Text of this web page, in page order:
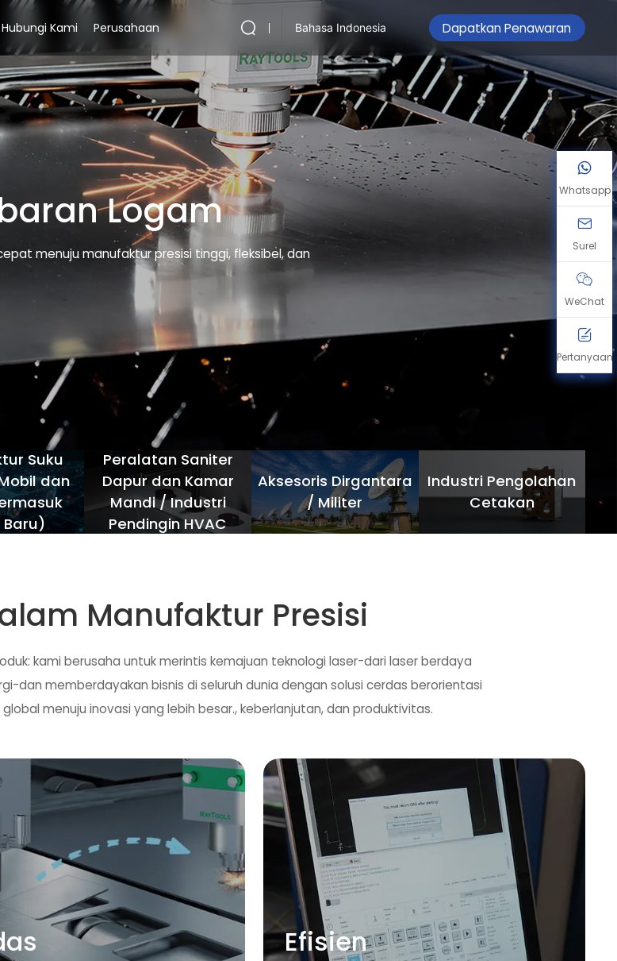
Hubungi Kami Perusahaan Bahasa Indonesia Dapatkan Penawaran
Logam
menuju manufaktur presisi tinggi, fleksibel, dan
Suku
dan
Baru)
Peralatan Saniter
Dapur dan Kamar
Mandi / Industri
Pendingin HVAC
Aksesoris Dirgantara
/ Militer
Industri Pengolahan
Cetakan
Manufaktur Presisi
kami berusaha untuk merintis kemajuan teknologi laser-dari laser berdaya
dan memberdayakan bisnis di seluruh dunia dengan solusi cerdas berorientasi
menuju inovasi yang lebih besar., keberlanjutan, dan produktivitas.
Efisien
Whatsapp
Surel
WeChat
Pertanyaan